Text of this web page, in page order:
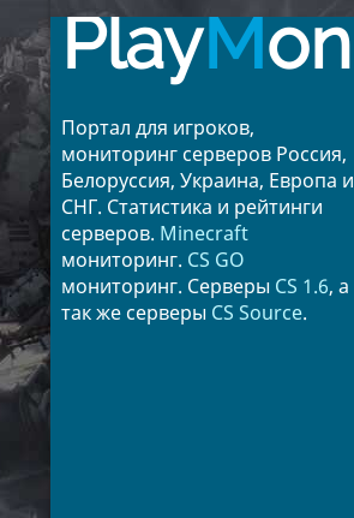
PlayMon
Портал для игроков,
мониторинг серверов Россия,
Белоруссия, Украина, Европа и
СНГ. Статистика и рейтинги
серверов. Minecraft
мониторинг. CS GO
мониторинг. Серверы CS 1.6, а
так же серверы CS Source.